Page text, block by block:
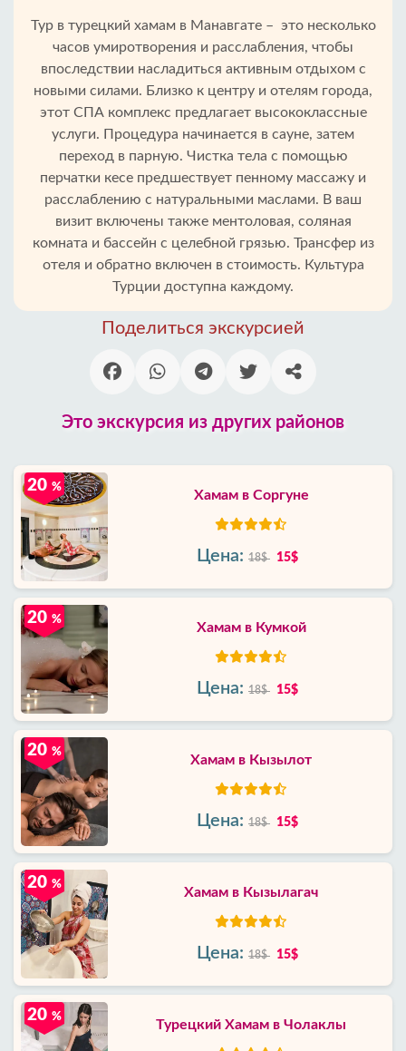
Тур в турецкий хамам в Манавгате – это несколько
часов умиротворения и расслабления, чтобы
впоследствии насладиться активным отдыхом с
новыми силами. Близко к центру и отелям города,
этот СПА комплекс предлагает высококлассные
услуги. Процедура начинается в сауне, затем
переход в парную. Чистка тела с помощью
перчатки кесе предшествует пенному массажу и
расслаблению с натуральными маслами. В ваш
визит включены также ментоловая, соляная
комната и бассейн с целебной грязью. Трансфер из
отеля и обратно включен в стоимость. Культура
Турции доступна каждому.
Поделиться экскурсией
Это экскурсия из других районов
Хамам в Соргуне
20 %
Цена: 18$ 15$
Хамам в Кумкой
20 %
Цена: 18$ 15$
Хамам в Кызылот
20 %
Цена: 18$ 15$
Хамам в Кызылагач
20 %
Цена: 18$ 15$
Турецкий Хамам в Чолаклы
20 %